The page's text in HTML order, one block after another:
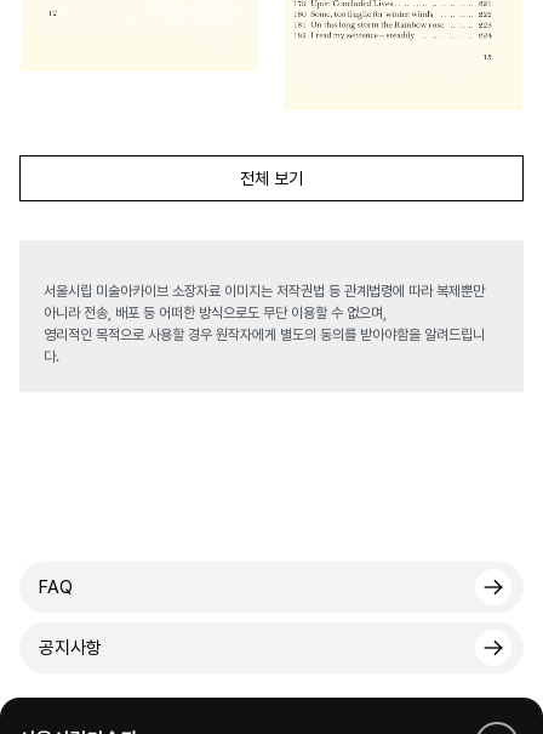
전체 보기
서울시립 미술아카이브 소장자료 이미지는 저작권법 등 관계법령에 따라 복제뿐만
아니라 전송, 배포 등 어떠한 방식으로도 무단 이용할 수 없으며,
영리적인 목적으로 사용할 경우 원작자에게 별도의 동의를 받아야함을 알려드립니
다.
FAQ
공지사항